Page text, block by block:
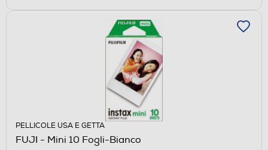
PELLICOLE USA E GETTA
FUJI - Mini 10 Fogli-Bianco